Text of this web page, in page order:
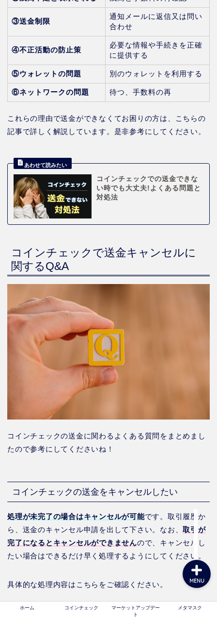
③送金制限
通知メールに返信又は問い
合わせ
④不正活動の防止策
必要な情報や手続きを正確
に提供する
⑤ウォレットの問題 別のウォレットを利用する
⑥ネットワークの問題 待つ、手数料の再
これらの理由で送金ができなくてお困りの方は、こちらの
記事で詳しく解説しています。是非参考にしてください。
コインチェックでの送金できな
い時でも大丈夫!よくある問題と
対処法
コインチェックで送金キャンセルに
関するQ&A
コインチェックの送金に関わるよくある質問をまとめまし
たので参考にしてくださいね！
コインチェックの送金をキャンセルしたい
処理が未完了の場合はキャンセルが可能です。取引履歴か
ら、送金のキャンセル申請を出して下さい。なお、取引が
完了になるとキャンセルができませんので、キャンセルし
たい場合はできるだけ早く処理するようにしてください。
具体的な処理内容はこちらをご確認ください。
＞＞＞コインチェックの送金キャンセル方法について
ホーム コインチェック
マーケットアップデー
ト
メタマスク
MENU
マーケットアップデート
メタマスク